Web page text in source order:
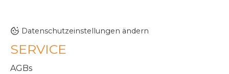
Datenschutzeinstellungen ändern
SERVICE
AGBs